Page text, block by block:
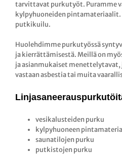
tarvittavat purkutyöt. Puramme
kylpyhuoneiden pintamateriaalit.
putkikuilu.
Huolehdimme purkutyössä
ja kierrättämisestä. Meillä on
ja asianmukaiset menettelytavat,
vastaan asbestia tai muita
vesikalusteiden purku
kylpyhuoneen
saunatilojen purku
putkistojen purku